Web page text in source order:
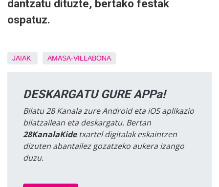
dantzatu dituzte, bertako festak
ospatuz.
JAIAK AMASA-VILLABONA
DESKARGATU GURE APPa!
Bilatu 28 Kanala zure Android eta iOS aplikazio
bilatzailean eta deskargatu. Bertan
28KanalaKidetxartel digitalak eskaintzen
dizuten abantailez gozatzeko aukera izango
duzu.